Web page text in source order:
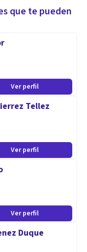
en el que
aquello que
Adolescentes,
Honestidad,
que te pueden
Ver perfil
Tellez
Ver perfil
Ver perfil
Duque